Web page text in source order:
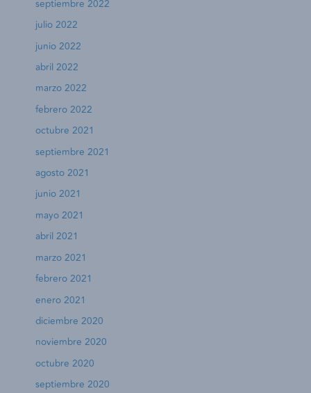
septiembre 2022
julio 2022
junio 2022
abril 2022
marzo 2022
febrero 2022
octubre 2021
septiembre 2021
agosto 2021
junio 2021
mayo 2021
abril 2021
marzo 2021
febrero 2021
enero 2021
diciembre 2020
noviembre 2020
octubre 2020
septiembre 2020